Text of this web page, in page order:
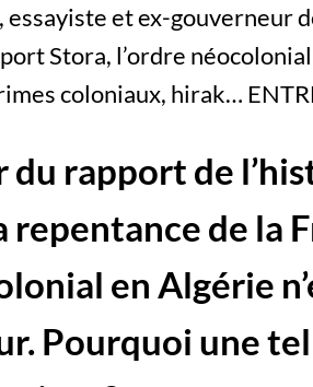
et ex-gouverneur
Stora, l’ordre
coloniaux, hirak…
du rapport de
repentance de la
en Algérie
Pourquoi une